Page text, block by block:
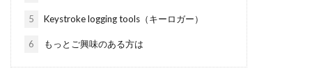
5 Keystroke logging tools（キーロガー）
6 もっとご興味のある方は